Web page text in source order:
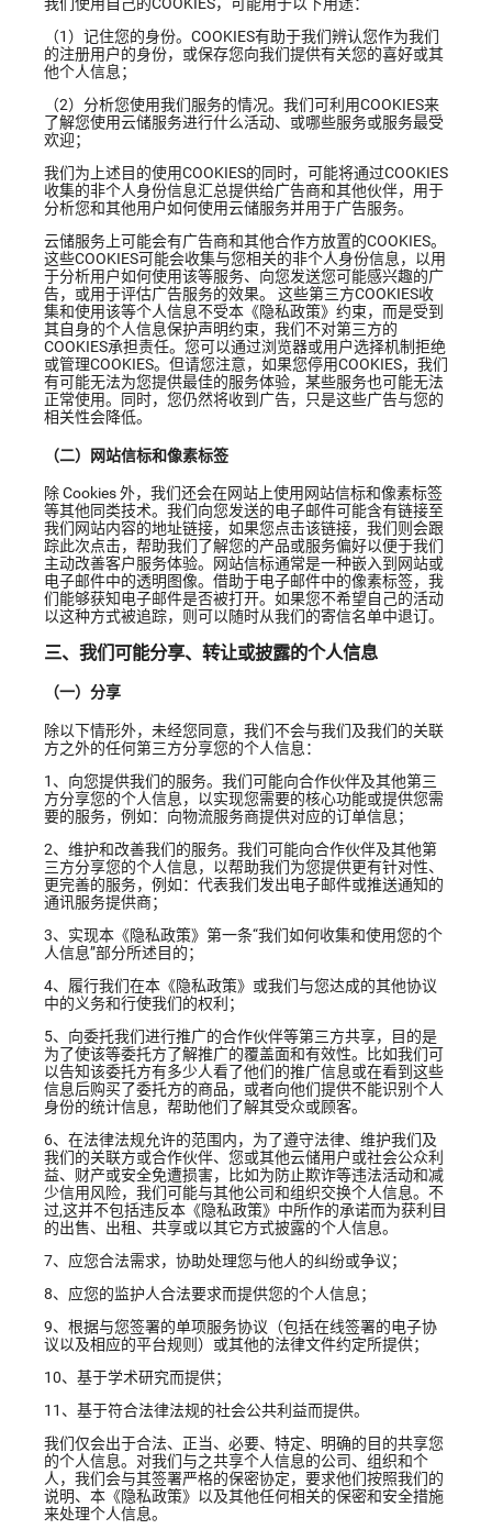
我们使用自己的COOKIES，可能用于以下用途：
（1）记住您的身份。COOKIES有助于我们辨认您作为我们
的注册用户的身份，或保存您向我们提供有关您的喜好或其
他个人信息；
（2）分析您使用我们服务的情况。我们可利用COOKIES来
了解您使用云储服务进行什么活动、或哪些服务或服务最受
欢迎；
我们为上述目的使用COOKIES的同时，可能将通过COOKIES
收集的非个人身份信息汇总提供给广告商和其他伙伴，用于
分析您和其他用户如何使用云储服务并用于广告服务。
云储服务上可能会有广告商和其他合作方放置的COOKIES。
这些COOKIES可能会收集与您相关的非个人身份信息，以用
于分析用户如何使用该等服务、向您发送您可能感兴趣的广
告，或用于评估广告服务的效果。 这些第三方COOKIES收
集和使用该等个人信息不受本《隐私政策》约束，而是受到
其自身的个人信息保护声明约束，我们不对第三方的
COOKIES承担责任。您可以通过浏览器或用户选择机制拒绝
或管理COOKIES。但请您注意，如果您停用COOKIES，我们
有可能无法为您提供最佳的服务体验，某些服务也可能无法
正常使用。同时，您仍然将收到广告，只是这些广告与您的
相关性会降低。
（二）网站信标和像素标签
除 Cookies 外，我们还会在网站上使用网站信标和像素标签
等其他同类技术。我们向您发送的电子邮件可能含有链接至
我们网站内容的地址链接，如果您点击该链接，我们则会跟
踪此次点击，帮助我们了解您的产品或服务偏好以便于我们
主动改善客户服务体验。网站信标通常是一种嵌入到网站或
电子邮件中的透明图像。借助于电子邮件中的像素标签，我
们能够获知电子邮件是否被打开。如果您不希望自己的活动
以这种方式被追踪，则可以随时从我们的寄信名单中退订。
三、我们可能分享、转让或披露的个人信息
（一）分享
除以下情形外，未经您同意，我们不会与我们及我们的关联
方之外的任何第三方分享您的个人信息：
1、向您提供我们的服务。我们可能向合作伙伴及其他第三
方分享您的个人信息，以实现您需要的核心功能或提供您需
要的服务，例如：向物流服务商提供对应的订单信息；
2、维护和改善我们的服务。我们可能向合作伙伴及其他第
三方分享您的个人信息，以帮助我们为您提供更有针对性、
更完善的服务，例如：代表我们发出电子邮件或推送通知的
通讯服务提供商；
3、实现本《隐私政策》第一条“我们如何收集和使用您的个
人信息”部分所述目的；
4、履行我们在本《隐私政策》或我们与您达成的其他协议
中的义务和行使我们的权利；
5、向委托我们进行推广的合作伙伴等第三方共享，目的是
为了使该等委托方了解推广的覆盖面和有效性。比如我们可
以告知该委托方有多少人看了他们的推广信息或在看到这些
信息后购买了委托方的商品，或者向他们提供不能识别个人
身份的统计信息，帮助他们了解其受众或顾客。
6、在法律法规允许的范围内，为了遵守法律、维护我们及
我们的关联方或合作伙伴、您或其他云储用户或社会公众利
益、财产或安全免遭损害，比如为防止欺诈等违法活动和减
少信用风险，我们可能与其他公司和组织交换个人信息。不
过,这并不包括违反本《隐私政策》中所作的承诺而为获利目
的出售、出租、共享或以其它方式披露的个人信息。
7、应您合法需求，协助处理您与他人的纠纷或争议；
8、应您的监护人合法要求而提供您的个人信息；
9、根据与您签署的单项服务协议（包括在线签署的电子协
议以及相应的平台规则）或其他的法律文件约定所提供；
10、基于学术研究而提供；
11、基于符合法律法规的社会公共利益而提供。
我们仅会出于合法、正当、必要、特定、明确的目的共享您
的个人信息。对我们与之共享个人信息的公司、组织和个
人，我们会与其签署严格的保密协定，要求他们按照我们的
说明、本《隐私政策》以及其他任何相关的保密和安全措施
来处理个人信息。